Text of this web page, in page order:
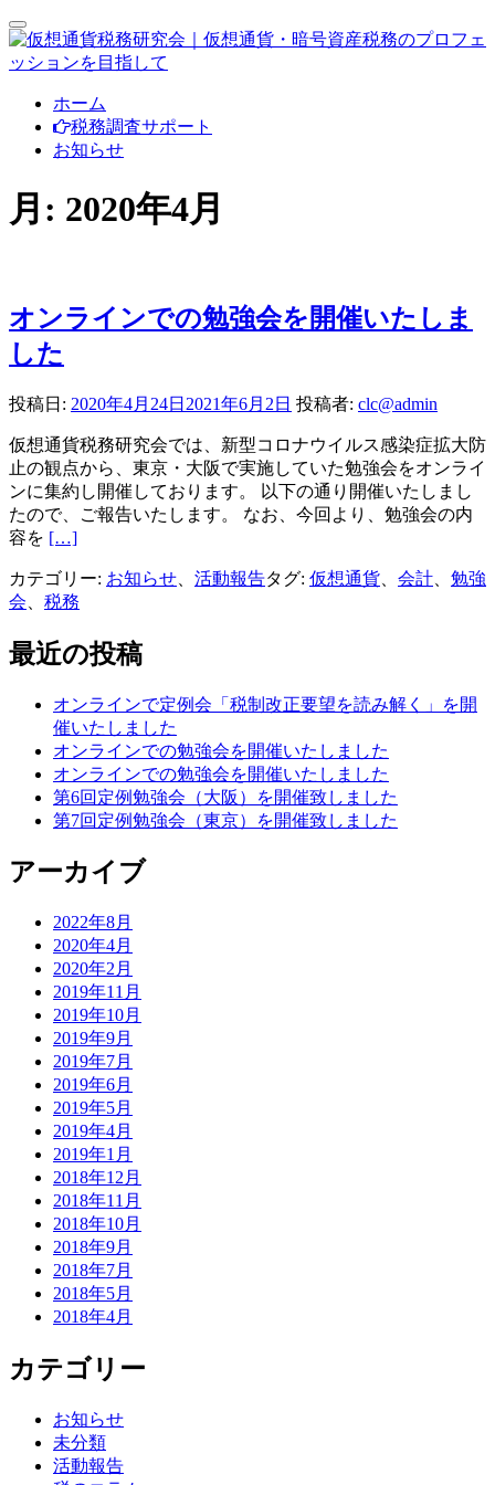
ナ
ビ
ゲ
り
替
ツ
へ
プ
ホーム
税務調査サポート
お知らせ
月: 2020年4月
オンラインでの勉強会を開催いたしま
した
投稿日: 2020年4月24日 2021年6月2日 投稿者: clc@admin
仮想通貨税務研究会では、新型コロナウイルス感染症拡大防
止の観点から、東京・大阪で実施していた勉強会をオンライ
ンに集約し開催しております。 以下の通り開催いたしまし
たので、ご報告いたします。 なお、今回より、勉強会の内
容を Read
about
オ
ラ
イ
で
の
勉
強
会
を
催
た
し
ま
し
た
[…]
カテゴリー: お知らせ 活動報告タグ: 仮想通貨 会計
勉強
会
税務
最近の投稿
オンラインで定例会「税制改正要望を読み解く」を開
催いたしました
オンラインでの勉強会を開催いたしました
オンラインでの勉強会を開催いたしました
第6回定例勉強会（大阪）を開催致しました
第7回定例勉強会（東京）を開催致しました
アーカイブ
2022年8月
2020年4月
2020年2月
2019年11月
2019年10月
2019年9月
2019年7月
2019年6月
2019年5月
2019年4月
2019年1月
2018年12月
2018年11月
2018年10月
2018年9月
2018年7月
2018年5月
2018年4月
カテゴリー
お知らせ
未分類
活動報告